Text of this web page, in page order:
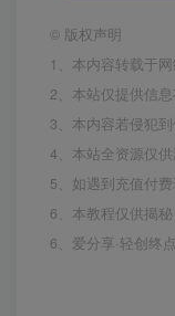
© 版权声明
1、本内容转载于
2、本站仅提供信
3、本内容若侵犯
4、本站全资源仅
5、如遇到充值付
6、本教程仅供揭
6、爱分享·轻创终